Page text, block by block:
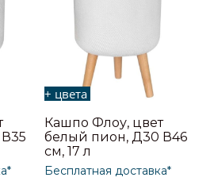
+ цвета
Кашпо Флоу, цвет
белый пион, Д30 В46
см, 17 л
Бесплатная доставка*